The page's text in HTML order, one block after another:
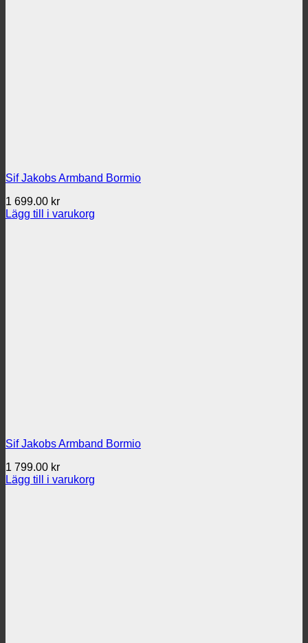
Sif Jakobs Armband Bormio
1 699.00 kr
Lägg till i varukorg
Sif Jakobs Armband Bormio
1 799.00 kr
Lägg till i varukorg